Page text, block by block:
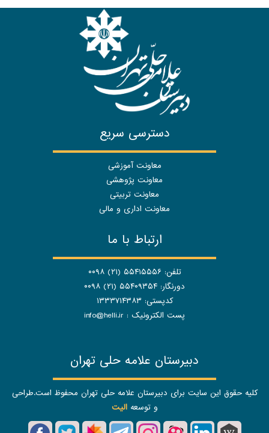
دسترسی سریع
معاونت آموزشی
معاونت پژوهشی
معاونت تربیتی
معاونت اداری و مالی
ارتباط با ما
تلفن: ۵۵۴۱۵۵۵۶ (۲۱) ۰۰۹۸
دورنگار: ۵۵۴۰۹۳۵۴ (۲۱) ۰۰۹۸
کدپستی: ۱۳۳۳۷۱۴۳۸۳
پست الکترونیک : info@helli.ir
دبیرستان علامه حلی تهران
کلیه حقوق این سایت برای دبیرستان علامه حلی تهران محفوظ است.طراحی
و توسعهالیت